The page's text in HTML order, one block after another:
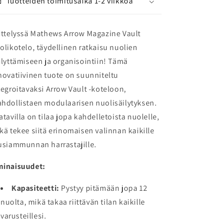
Mathews Arrow Magazine Vault
täydellinen ratkaisu nuolien
ja organisointiin! Tämä
tuote on suunniteltu
Arrow Vault -koteloon,
modulaarisen nuolisäilytyksen.
on tilaa jopa kahdelletoista nuolelle,
tekee siitä erinomaisen valinnan kaikille
harrastajille.
Kapasiteetti: Pystyy pitämään jopa 12
nuolta, mikä takaa riittävän tilan kaikille
varusteillesi.